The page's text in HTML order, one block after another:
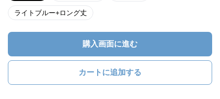
ライトブルー+ロング丈
購入画面に進む
カートに追加する